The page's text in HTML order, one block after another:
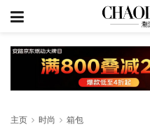
主页 时尚 箱包